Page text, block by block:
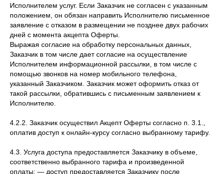
Исполнителем услуг. Если Заказчик не согласен с указанным
положением, он обязан направить Исполнителю письменное
заявление с отказом в размещении не позднее двух рабочих
дней с момента акцепта Оферты.
Выражая согласие на обработку персональных данных,
Заказчик в том числе дает согласие на осуществление
Исполнителем информационной рассылки, в том числе с
помощью звонков на номер мобильного телефона,
указанный Заказчиком. Заказчик может оформить отказ от
такой рассылки, обратившись с письменным заявлением к
Исполнителю.
4.2.2. Заказчик осуществил Акцепт Оферты согласно п. 3.1.,
оплатив доступ к онлайн-курсу согласно выбранному тарифу.
4.3. Услуга доступа предоставляется Заказчику в объеме,
соответственно выбранного тарифа и произведенной
оплаты: — доступ предоставляется Заказчику после